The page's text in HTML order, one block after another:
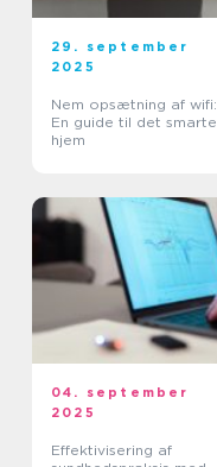
29. september
2025
Nem opsætning af wifi:
En guide til det smarte
hjem
04. september
2025
Effektivisering af